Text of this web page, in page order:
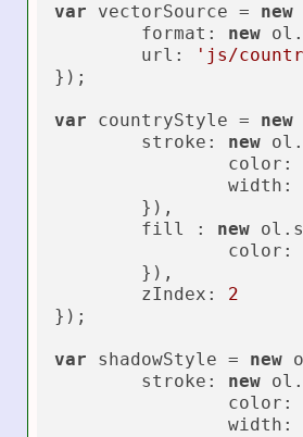
var vectorSource = new
format : new ol.
url :
'js/
});
var countryStyle = new
stroke : new ol.
color :
width :
	fill :
new ol.
color :
zIndex : 2
});
var shadowStyle = new
stroke : new ol.
color :
width :